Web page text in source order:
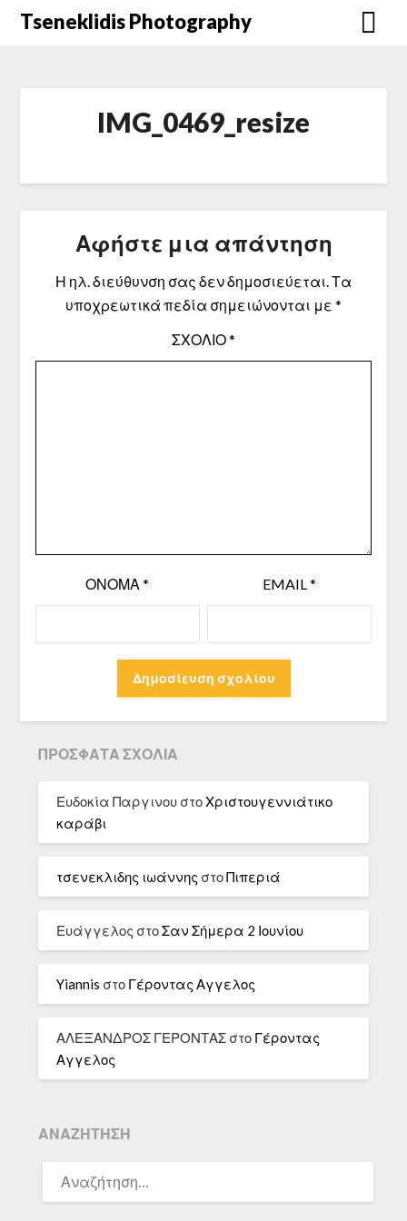
Μετάβαση
Tseneklidis Photography
IMG_0469_resize
Αφήστε μια απάντηση
Η ηλ. διεύθυνση σας δεν δημοσιεύεται.Τα
υποχρεωτικά πεδία σημειώνονται με *
ΣΧΌΛΙΟ*
ΌΝΟΜΑ* EMAIL*
ΠΡΌΣΦΑΤΑ ΣΧΌΛΙΑ
Ευδοκία Παργινου στοΧριστουγεννιάτικο
καράβι
τσενεκλιδης ιωάννης στοΠιπεριά
Ευάγγελος στοΣαν Σήμερα 2 Ιουνίου
Yiannis στο Γέροντας Αγγελος
ΑΛΕΞΑΝΔΡΟΣ ΓΕΡΟΝΤΑΣ στο Γέροντας
Αγγελος
ΑΝΑΖΉΤΗΣΗ
ΓΙΑ: